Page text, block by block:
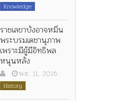
Knowledge
ราชเลขาบังอาจหมิ่น
พระบรมเดชานุภาพ
เพราะมีผู้มีอิทธิพล
หนุนหลัง
พ.ย. 11, 2016
History